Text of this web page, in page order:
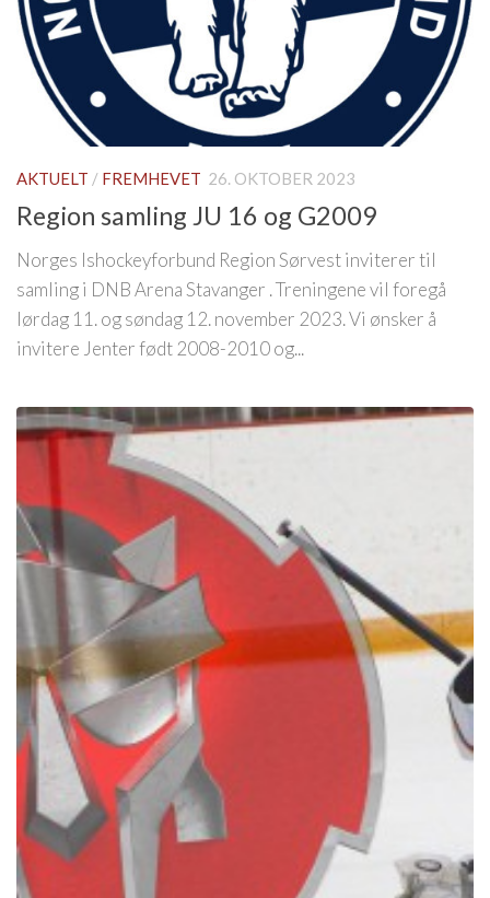
AKTUELT / FREMHEVET 26. OKTOBER 2023
Region samling JU 16 og G2009
Norges Ishockeyforbund Region Sørvest inviterer til
samling i DNB Arena Stavanger . Treningene vil foregå
lørdag 11. og søndag 12. november 2023. Vi ønsker å
invitere Jenter født 2008-2010 og...